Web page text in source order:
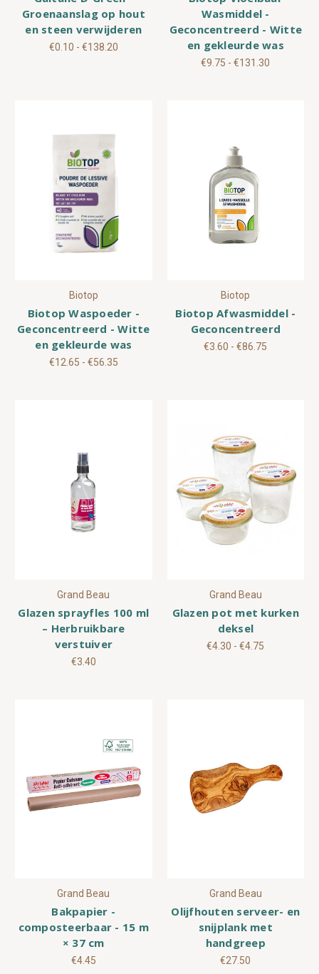
Groenaanslag op hout
en steen verwijderen
€0.10 - €138.20
Wasmiddel -
Geconcentreerd - Witte
en gekleurde was
€9.75 - €131.30
Biotop
Biotop Waspoeder -
Geconcentreerd - Witte
en gekleurde was
€12.65 - €56.35
Biotop
Biotop Afwasmiddel -
Geconcentreerd
€3.60 - €86.75
Grand Beau
Glazen sprayfles 100 ml
– Herbruikbare
verstuiver
€3.40
Grand Beau
Glazen pot met kurken
deksel
€4.30 - €4.75
Grand Beau
Bakpapier -
composteerbaar - 15 m
× 37 cm
€4.45
Grand Beau
Olijfhouten serveer- en
snijplank met
handgreep
€27.50